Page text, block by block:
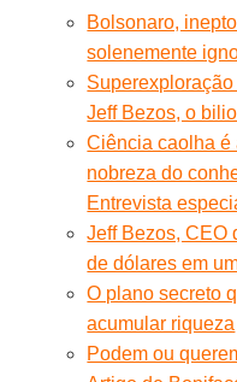
Bolsonaro,
solenemente
Jeff Bezos, o
Ciência caolha é
nobreza do
Entrevista
Jeff Bezos, CEO
de dólares em
O plano secreto
acumular riqueza
Podem ou